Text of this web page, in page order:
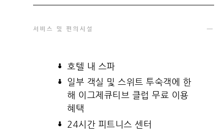
서비스 및 편의시설
호텔 내 스파
일부 객실 및 스위트 투숙객에 한
해 이그제큐티브 클럽 무료 이용
혜택
24시간 피트니스 센터